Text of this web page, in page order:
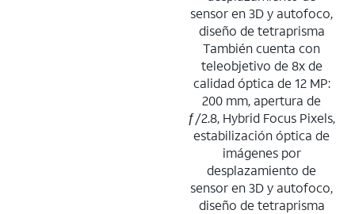
sensor en 3D y autofoco,
diseño de tetraprisma
También cuenta con
teleobjetivo de 8x de
calidad óptica de 12 MP:
200 mm, apertura de
ƒ/2.8, Hybrid Focus Pixels,
estabilización óptica de
imágenes por
desplazamiento de
sensor en 3D y autofoco,
diseño de tetraprisma